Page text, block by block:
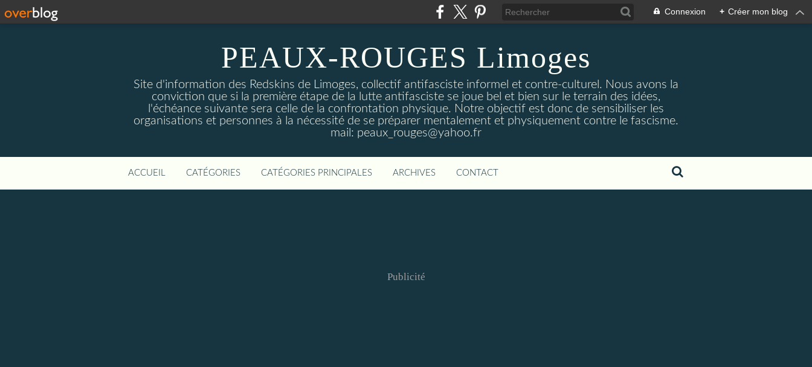
Connexion + Créer mon blog
PEAUX-ROUGES Limoges
Site d'information des Redskins de Limoges, collectif antifasciste informel et contre-culturel. Nous avons la
conviction que si la première étape de la lutte antifasciste se joue bel et bien sur le terrain des idées,
l'échéance suivante sera celle de la confrontation physique. Notre objectif est donc de sensibiliser les
organisations et personnes à la nécessité de se préparer mentalement et physiquement contre le fascisme.
mail: peaux_rouges@yahoo.fr
ACCUEIL CATÉGORIES CATÉGORIES PRINCIPALES ARCHIVES CONTACT
Publicité